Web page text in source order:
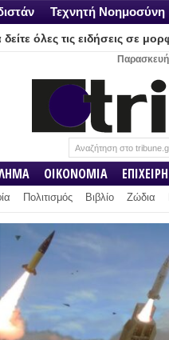
Τεχνητή Νοημοσύνη
όλες τις ειδήσεις σε
ΟΙΚΟΝΟΜΙΑ
Πολιτισμός Βιβλίο Ζώδια